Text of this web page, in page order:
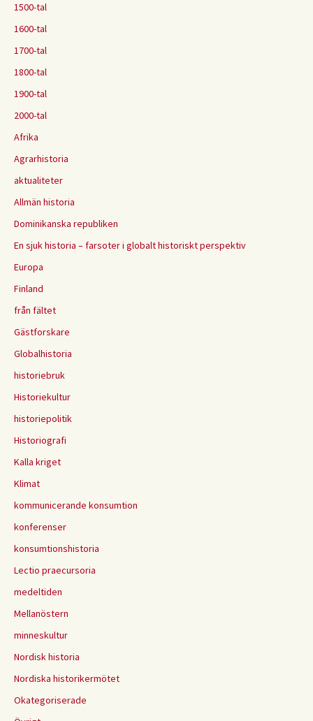
1500-tal
1600-tal
1700-tal
1800-tal
1900-tal
2000-tal
Afrika
Agrarhistoria
aktualiteter
Allmän historia
Dominikanska republiken
En sjuk historia – farsoter i globalt historiskt perspektiv
Europa
Finland
från fältet
Gästforskare
Globalhistoria
historiebruk
Historiekultur
historiepolitik
Historiografi
Kalla kriget
Klimat
kommunicerande konsumtion
konferenser
konsumtionshistoria
Lectio praecursoria
medeltiden
Mellanöstern
minneskultur
Nordisk historia
Nordiska historikermötet
Okategoriserade